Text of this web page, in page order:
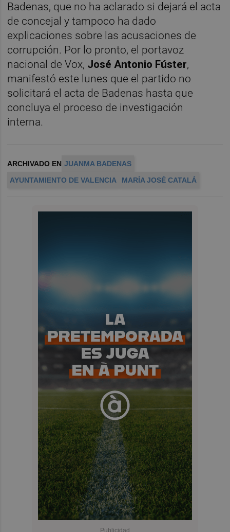
Badenas, que no ha aclarado si dejará el acta
de concejal y tampoco ha dado
explicaciones sobre las acusaciones de
corrupción. Por lo pronto, el portavoz
nacional de Vox, José Antonio Fúster,
manifestó este lunes que el partido no
solicitará el acta de Badenas hasta que
concluya el proceso de investigación
interna.
ARCHIVADO EN JUANMA BADENAS
AYUNTAMIENTO DE VALENCIA
MARÍA JOSÉ CATALÁ